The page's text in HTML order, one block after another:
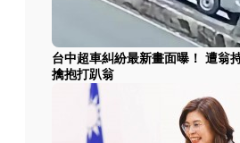
台中超車糾紛最新畫面曝！ 遭翁
擒抱打趴翁